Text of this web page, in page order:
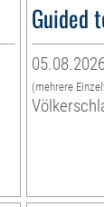
Guided
(mehrere